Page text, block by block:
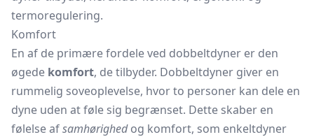
termoregulering.
Komfort
En af de primære fordele ved dobbeltdyner er den
øgede komfort, de tilbyder. Dobbeltdyner giver en
rummelig soveoplevelse, hvor to personer kan dele en
dyne uden at føle sig begrænset. Dette skaber en
følelse afsamhørighedog komfort, som enkeltdyner